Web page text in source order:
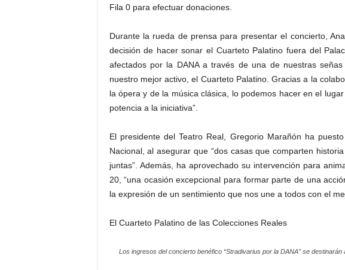
Fila 0 para efectuar donaciones.
Durante la rueda de prensa para presentar el concierto,
decisión de hacer sonar el Cuarteto Palatino fuera del
afectados por la DANA a través de una de nuestras
nuestro mejor activo, el Cuarteto Palatino. Gracias a la
la ópera y de la música clásica, lo podemos hacer en el
potencia a la iniciativa”.
El presidente del Teatro Real, Gregorio Marañón ha
Nacional, al asegurar que “dos casas que comparten
juntas”. Además, ha aprovechado su intervención para
20, “una ocasión excepcional para formar parte de una
la expresión de un sentimiento que nos une a todos con el
El Cuarteto Palatino de las Colecciones Reales
Los ingresos del concierto benéfico “Stradivarius por la DANA” se